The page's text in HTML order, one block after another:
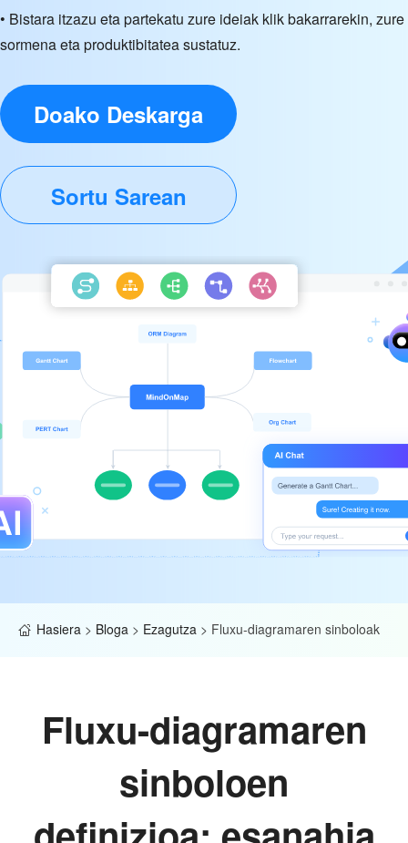
• Bistara itzazu eta partekatu zure ideiak klik bakarrarekin, zure
sormena eta produktibitatea sustatuz.
Doako Deskarga
Sortu Sarean
Hasiera > Bloga > Ezagutza > Fluxu-diagramaren sinboloak
Fluxu-diagramaren
sinboloen